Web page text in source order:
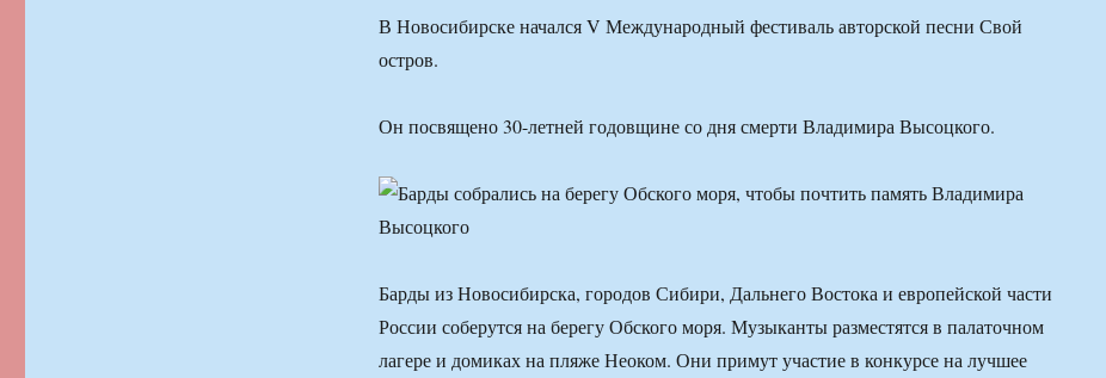
В Новосибирске начался V Международный фестиваль авторской песни Свой
остров.
Он посвящено 30-летней годовщине со дня смерти Владимира Высоцкого.
Барды из Новосибирска, городов Сибири, Дальнего Востока и европейской части
России соберутся на берегу Обского моря. Музыканты разместятся в палаточном
лагере и домиках на пляже Неоком. Они примут участие в конкурсе на лучшее